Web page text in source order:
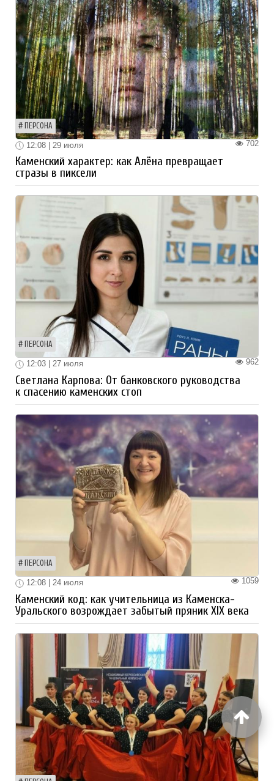
ПЕРСОНА
702
12:08 | 29 июля
Каменский характер: как Алёна превращает
стразы в пиксели
ПЕРСОНА
962
12:03 | 27 июля
Светлана Карпова: От банковского руководства
к спасению каменских стоп
ПЕРСОНА
1059
12:08 | 24 июля
Каменский код: как учительница из Каменска-
Уральского возрождает забытый пряник XIX века